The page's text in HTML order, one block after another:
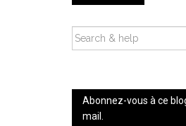
SEARCH
FOR:
Abonnez-vous à ce
mail.